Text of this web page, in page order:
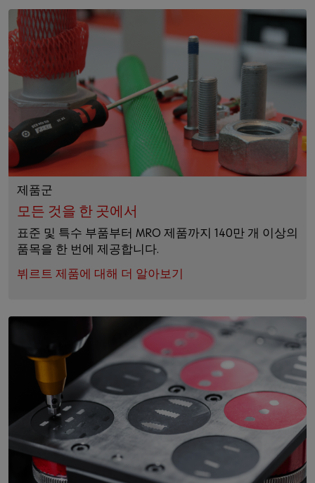
제품군
모든 것을 한 곳에서
표준 및 특수 부품부터 MRO 제품까지 140만 개 이상의
품목을 한 번에 제공합니다.
뷔르트 제품에 대해 더 알아보기